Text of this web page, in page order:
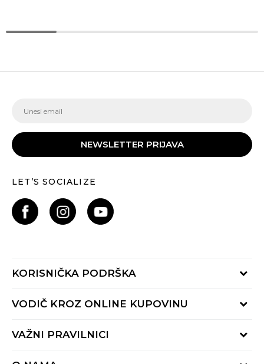
NEWSLETTER PRIJAVA
LET’S SOCIALIZE
KORISNIČKA PODRŠKA
Provjeri status porudžbine
Radno vrijeme 9-16h
VODIČ KROZ ONLINE KUPOVINU
Načini isporuke
Reklamacije
VAŽNI PRAVILNICI